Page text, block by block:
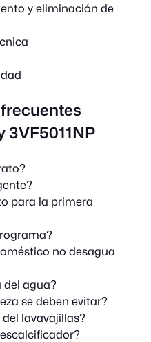
y eliminación de
3VF5011NP
para la primera
no desagua
del agua?
se deben evitar?
lavavajillas?